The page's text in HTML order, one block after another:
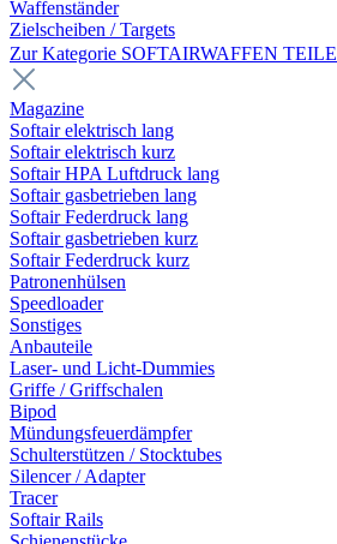
Waffenständer
Zielscheiben / Targets
Zur Kategorie SOFTAIRWAFFEN TEILE
Magazine
Softair elektrisch lang
Softair elektrisch kurz
Softair HPA Luftdruck lang
Softair gasbetrieben lang
Softair Federdruck lang
Softair gasbetrieben kurz
Softair Federdruck kurz
Patronenhülsen
Speedloader
Sonstiges
Anbauteile
Laser- und Licht-Dummies
Griffe / Griffschalen
Bipod
Mündungsfeuerdämpfer
Schulterstützen / Stocktubes
Silencer / Adapter
Tracer
Softair Rails